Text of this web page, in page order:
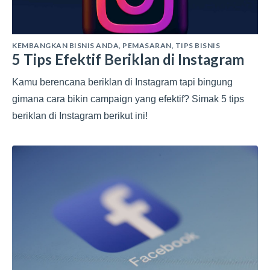
KEMBANGKAN BISNIS ANDA, PEMASARAN, TIPS BISNIS
5 Tips Efektif Beriklan di Instagram
Kamu berencana beriklan di Instagram tapi bingung
gimana cara bikin campaign yang efektif? Simak 5 tips
beriklan di Instagram berikut ini!